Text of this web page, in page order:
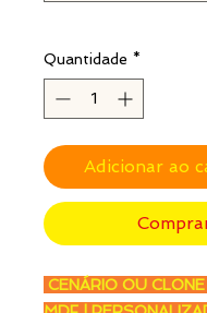
Quantidade *
Adicionar ao
CENÁRIO OU